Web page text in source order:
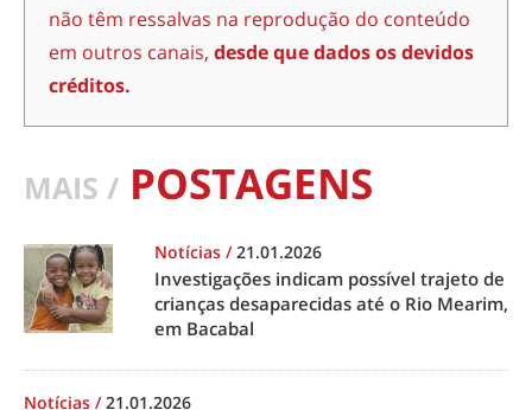
não têm ressalvas na reprodução do conteúdo
em outros canais, desde que dados os devidos
créditos.
MAIS / POSTAGENS
Notícias /21.01.2026
Investigações indicam possível trajeto de
crianças desaparecidas até o Rio Mearim,
em Bacabal
Notícias /21.01.2026